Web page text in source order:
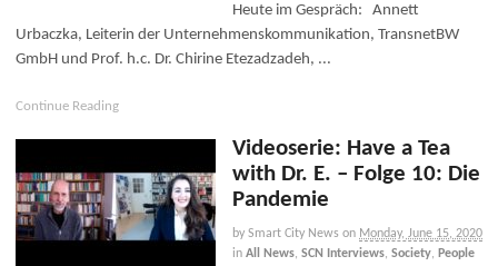
Heute im Gespräch: Annett
Urbaczka, Leiterin der Unternehmenskommunikation, TransnetBW
GmbH und Prof. h.c. Dr. Chirine Etezadzadeh, ...
Continue Reading
Videoserie: Have a Tea
with Dr. E. – Folge 10: Die
Pandemie
by Smart City News on Monday, June 15, 2020
in All News, SCN Interviews, Society, People